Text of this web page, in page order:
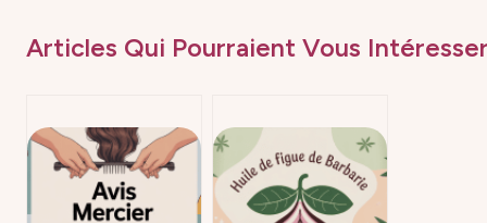
Articles Qui Pourraient Vous